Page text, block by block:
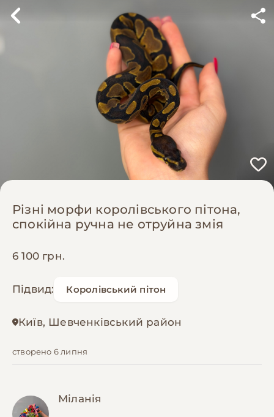
Різні морфи королівського пітона,
спокійна ручна не отруйна змія
6 100 грн.
Підвид: Королівський пітон
Київ, Шевченківський район
створено 6 липня
Міланія